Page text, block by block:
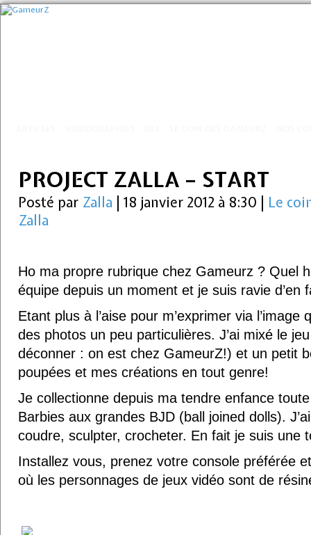
PROJECT ZALLA – START
Posté par Zalla 18 janvier 2012 à 8:30
Le
Zalla
Ho ma propre rubrique chez Gameurz ? Quel
équipe depuis un moment et je suis ravie d’en
Etant plus à l’aise pour m’exprimer via
des photos un peu particulières. J’ai mixé le
déconner : on est chez GameurZ!) et un petit
poupées et mes créations en tout genre!
Je collectionne depuis ma tendre enfance
Barbies aux grandes BJD (ball joined dolls).
coudre, sculpter, crocheter. En fait je suis une
Installez vous, prenez votre console préférée
où les personnages de jeux vidéo sont de